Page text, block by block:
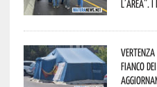
l’area”.
Vertenza
fianco